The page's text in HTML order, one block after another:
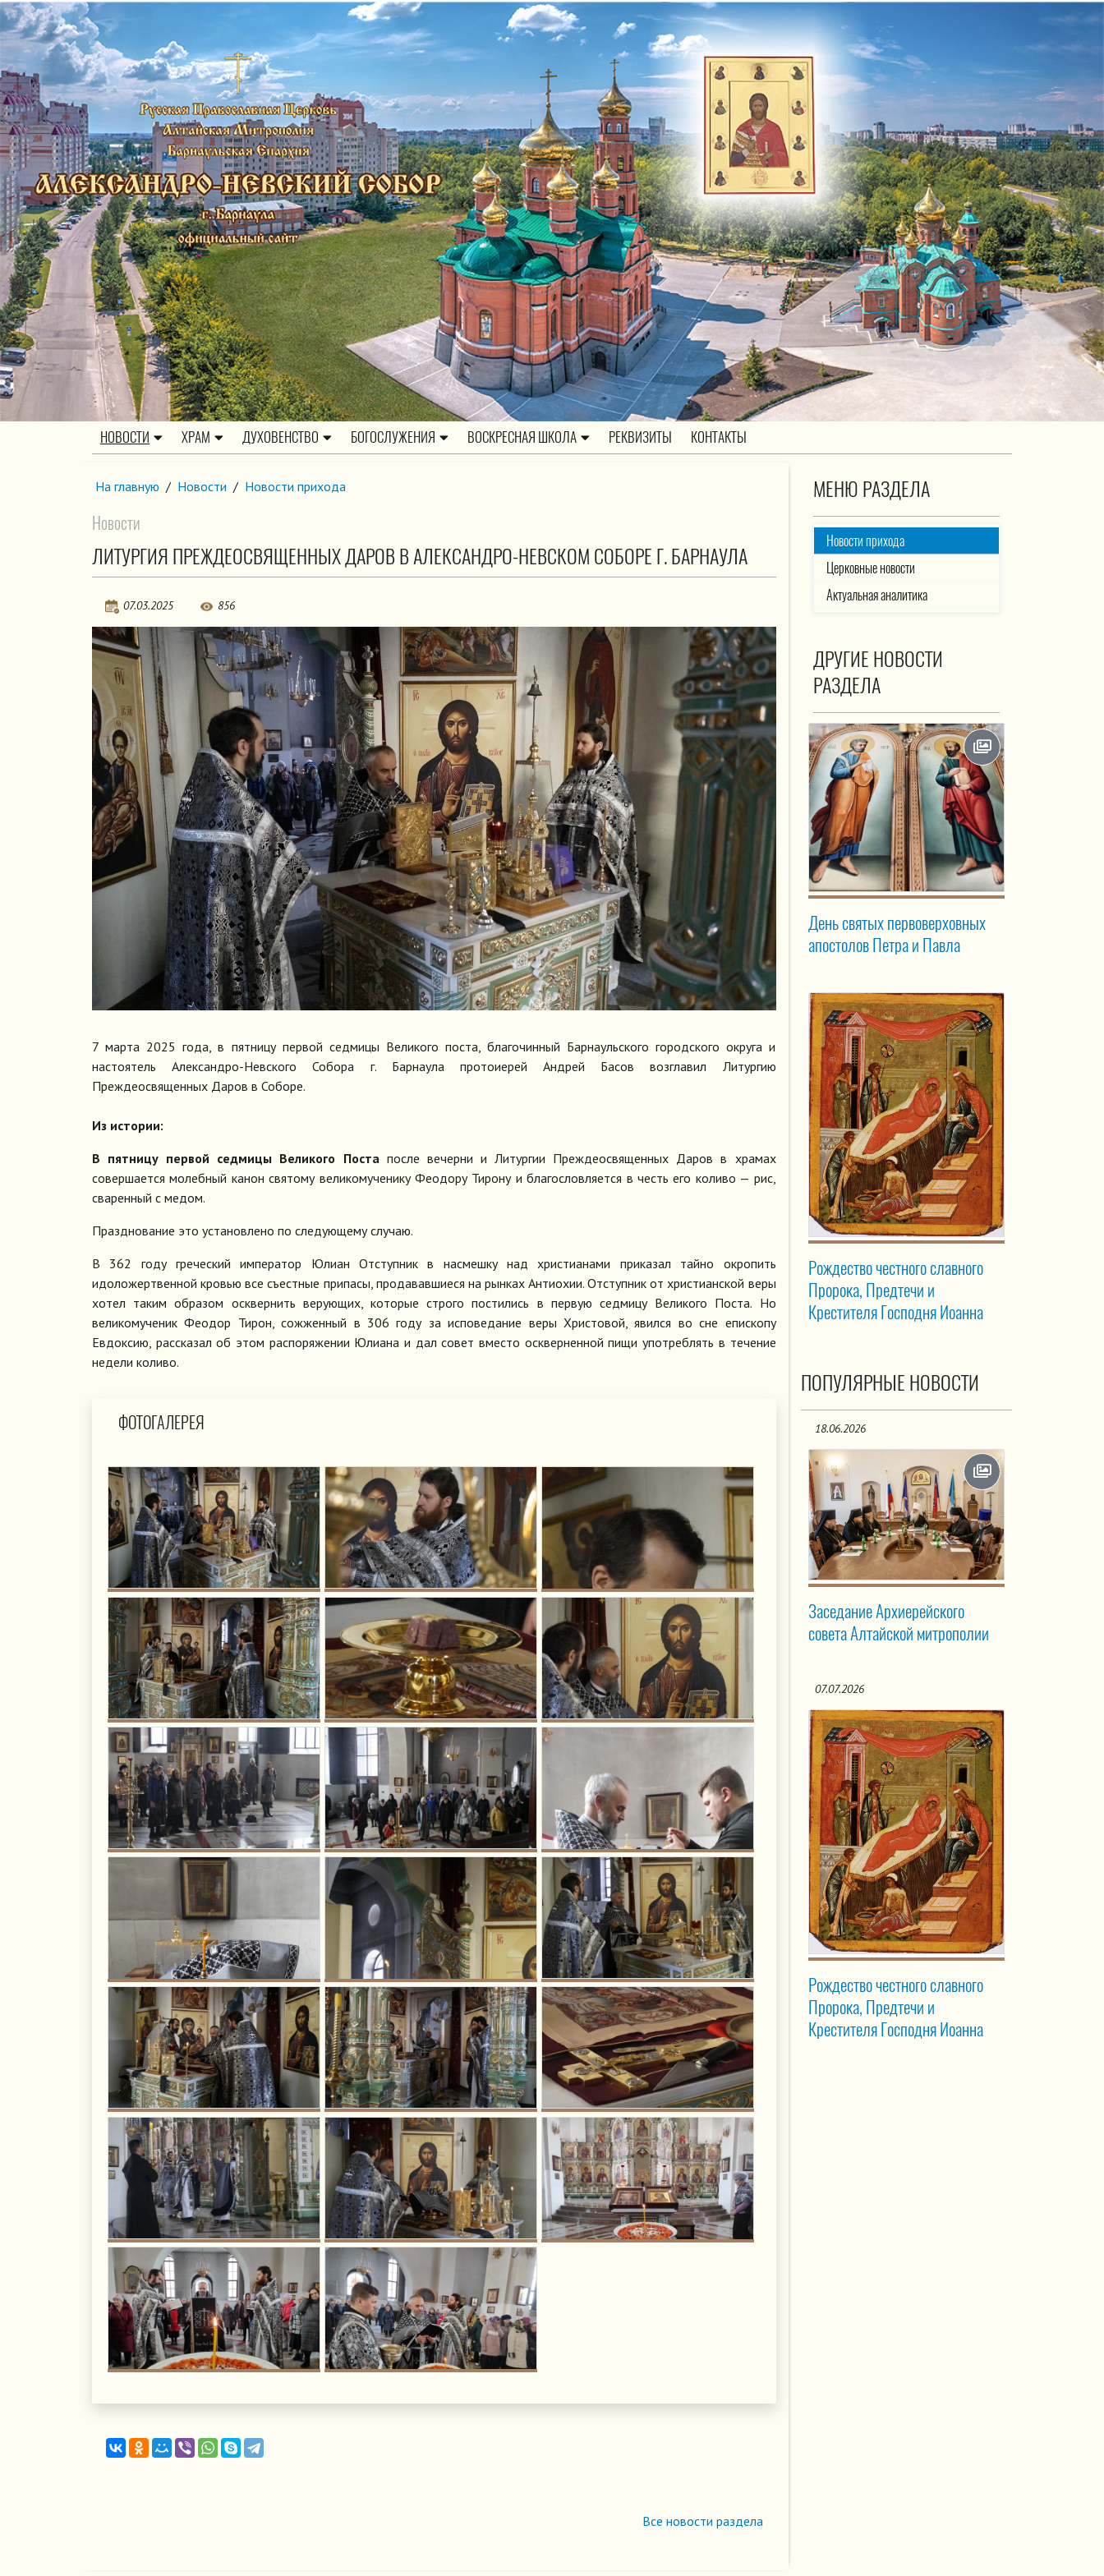
НОВОСТИ ХРАМ ДУХОВЕНСТВО БОГОСЛУЖЕНИЯ ВОСКРЕСНАЯ ШКОЛА РЕКВИЗИТЫ КОНТАКТЫ
На главную / Новости / Новости прихода
Новости
ЛИТУРГИЯ ПРЕЖДЕОСВЯЩЕННЫХ ДАРОВ В АЛЕКСАНДРО-НЕВСКОМ СОБОРЕ Г. БАРНАУЛА
07.03.2025 856
7 марта 2025 года, в пятницу первой седмицы Великого поста, благочинный Барнаульского городского округа и
настоятель Александро-Невского Собора г. Барнаула протоиерей Андрей Басов возглавил Литургию
Преждеосвященных Даров в Соборе.
Из истории:
В пятницу первой седмицы Великого Поста после вечерни и Литургии Преждеосвященных Даров в храмах
совершается молебный канон святому великомученику Феодору Тирону и благословляется в честь его коливо — рис,
сваренный с медом.
Празднование это установлено по следующему случаю.
В 362 году греческий император Юлиан Отступник в насмешку над христианами приказал тайно окропить
идоложертвенной кровью все съестные припасы, продававшиеся на рынках Антиохии. Отступник от христианской веры
хотел таким образом осквернить верующих, которые строго постились в первую седмицу Великого Поста. Но
великомученик Феодор Тирон, сожженный в 306 году за исповедание веры Христовой, явился во сне епископу
Евдоксию, рассказал об этом распоряжении Юлиана и дал совет вместо оскверненной пищи употреблять в течение
недели коливо.
ФОТОГАЛЕРЕЯ
Все новости раздела
МЕНЮ РАЗДЕЛА
Новости прихода
Церковные новости
Актуальная аналитика
ДРУГИЕ НОВОСТИ
РАЗДЕЛА
День святых первоверховных
апостолов Петра и Павла
Рождество честного славного
Пророка, Предтечи и
Крестителя Господня Иоанна
ПОПУЛЯРНЫЕ НОВОСТИ
18.06.2026
Заседание Архиерейского
совета Алтайской митрополии
07.07.2026
Рождество честного славного
Пророка, Предтечи и
Крестителя Господня Иоанна